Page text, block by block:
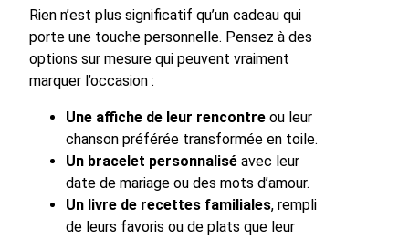
Rien n’est plus significatif qu’un cadeau qui
porte une touche personnelle. Pensez à des
options sur mesure qui peuvent vraiment
marquer l’occasion :
Une affiche de leur rencontre ou leur
chanson préférée transformée en toile.
Un bracelet personnalisé avec leur
date de mariage ou des mots d’amour.
Un livre de recettes familiales, rempli
de leurs favoris ou de plats que leur